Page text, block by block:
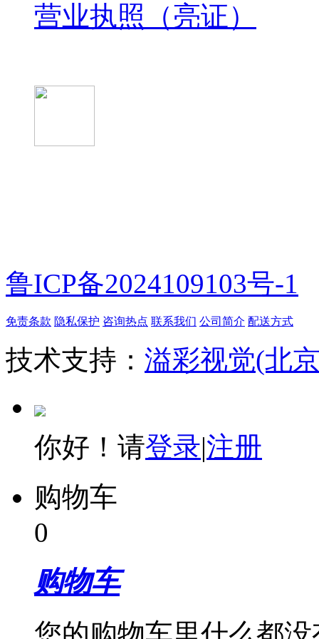
营业执照（亮证）
鲁ICP备2024109103号-1
免责条款 隐私保护 咨询热点 联系我们 公司简介 配送方式
技术支持： 溢彩视觉(北
你好！请登录|注册
购物车
0
购物车